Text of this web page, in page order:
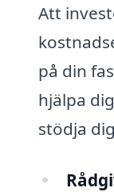
Att
på din
hjälpa
stödja